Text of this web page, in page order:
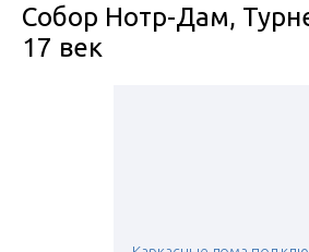
Собор Нотр-Дам,
17 век